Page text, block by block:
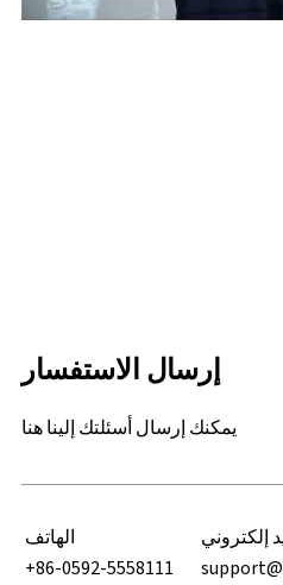
إرسال الاستفسار
يمكنك إرسال أسئلتك إلينا هنا
الهاتف
إلكتروني
+86-0592-5558111